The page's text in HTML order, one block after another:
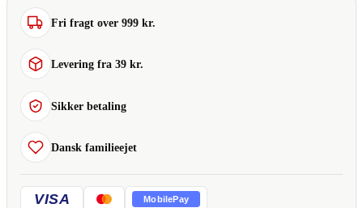
Fri fragt over 999 kr.
Levering fra 39 kr.
Sikker betaling
Dansk familieejet
VISA MobilePay